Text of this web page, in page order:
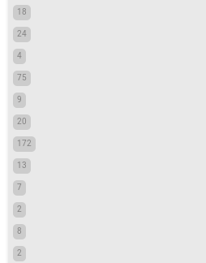
18
24
4
75
9
20
172
13
7
2
8
2